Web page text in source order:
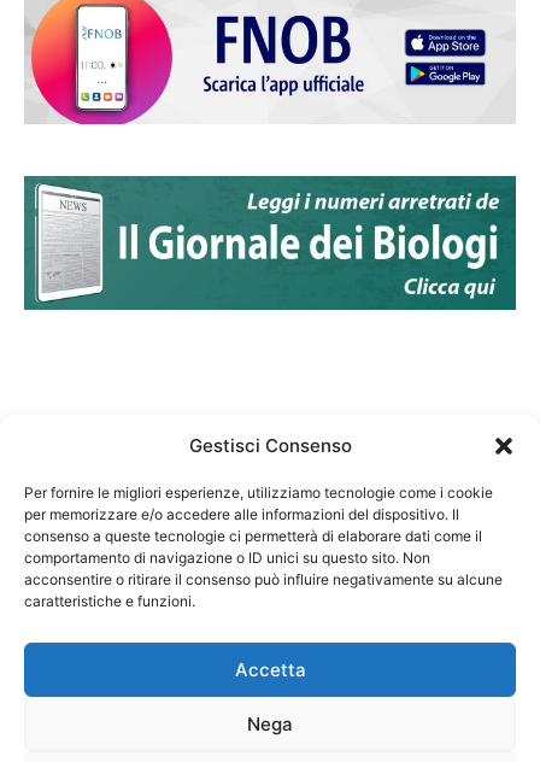
Gestisci Consenso
Per fornire le migliori esperienze, utilizziamo tecnologie come i cookie
per memorizzare e/o accedere alle informazioni del dispositivo. Il
consenso a queste tecnologie ci permetterà di elaborare dati come il
comportamento di navigazione o ID unici su questo sito. Non
acconsentire o ritirare il consenso può influire negativamente su alcune
caratteristiche e funzioni.
Accetta
Nega
Federazione Nazionale Degli Ordini dei Biologi:
codice fiscale 80069130583
Responsabile sito internet www.fnob.it: Vincenzo